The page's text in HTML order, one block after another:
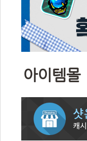
아이템몰